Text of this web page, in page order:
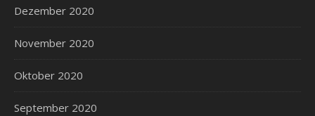
Dezember 2020
November 2020
Oktober 2020
September 2020